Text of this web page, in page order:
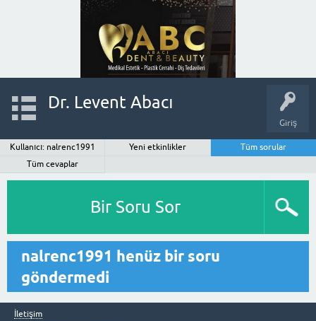
Giriş
Dr. Levent Abacı
Kullanıcı: nalrenc1991 Yeni etkinlikler
Tüm sorular
Tüm cevaplar
Bir Soru Sor
nalrenc1991 henüz bir soru
göndermedi
İletişim